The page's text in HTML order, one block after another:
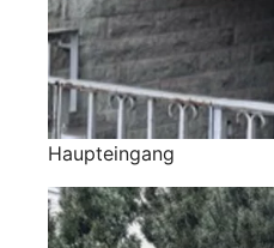
Haupteingang